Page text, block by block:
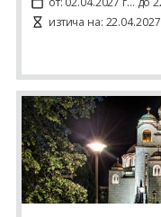
изтича на: 22.04.2027